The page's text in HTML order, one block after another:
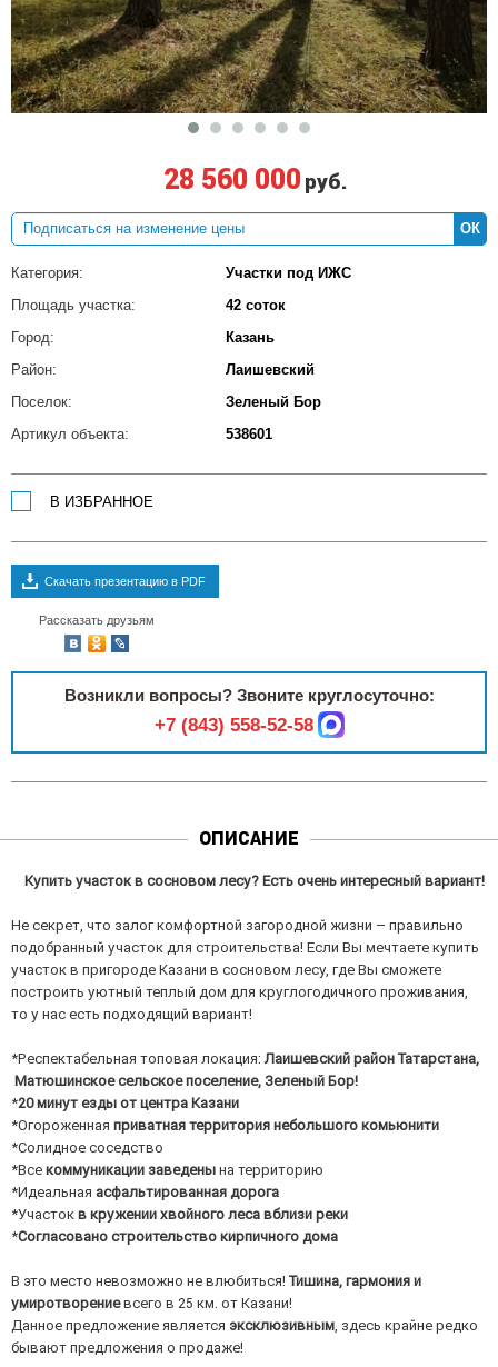
28 560 000 руб.
ОК
Категория:
Участки под ИЖС
Площадь участка:
42 соток
Город:
Казань
Район:
Лаишевский
Поселок:
Зеленый Бор
Артикул объекта:
538601
В ИЗБРАННОЕ
Скачать презентацию в PDF
Рассказать друзьям
Возникли вопросы? Звоните круглосуточно:
+7 (843) 558-52-58
ОПИСАНИЕ
Купить участок в сосновом лесу? Есть очень интересный вариант!
Не секрет, что залог комфортной загородной жизни – правильно
подобранный участок для строительства! Если Вы мечтаете купить
участок в пригороде Казани в сосновом лесу, где Вы сможете
построить уютный теплый дом для круглогодичного проживания,
то у нас есть подходящий вариант!
*Респектабельная топовая локация:Лаишевский район Татарстана,
Матюшинское сельское поселение, Зеленый Бор!
*20 минут езды от центра Казани
*Огороженная приватная территория небольшого комьюнити
*Солидное соседство
*Все коммуникации заведены на территорию
*Идеальная асфальтированная дорога
*Участок в кружении хвойного леса вблизи реки
*Согласовано строительство кирпичного дома
В это место невозможно не влюбиться! Тишина, гармония и
умиротворениевсего в 25 км. от Казани!
Данное предложение является эксклюзивным, здесь крайне редко
бывают предложения о продаже!